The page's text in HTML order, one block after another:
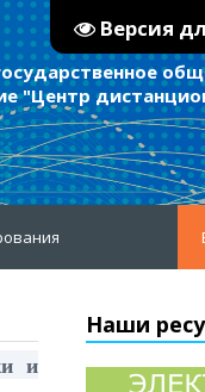
Версия
"Центр
и
Наши